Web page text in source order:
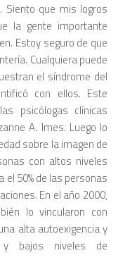
Siento que mis logros
la gente importante
Estoy seguro de que
Cualquiera puede
el síndrome del
con ellos. Este
psicólogas clínicas
A. Imes. Luego lo
sobre la imagen de
con altos niveles
50% de las personas
En el año 2000,
lo vincularon con
alta autoexigencia y
y bajos niveles de